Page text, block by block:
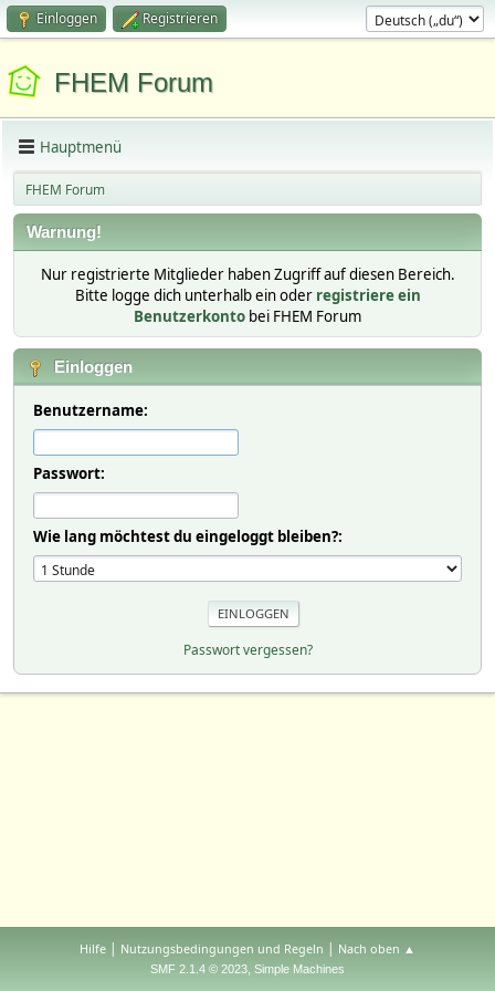
Einloggen Registrieren
FHEM Forum
Hauptmenü
FHEM Forum
Warnung!
Nur registrierte Mitglieder haben Zugriff auf diesen Bereich.
Bitte logge dich unterhalb ein oder registriere ein
Benutzerkonto bei FHEM Forum
Einloggen
Benutzername:
Passwort:
Wie lang möchtest du eingeloggt bleiben?:
Passwort vergessen?
Hilfe | Nutzungsbedingungen und Regeln | Nach oben ▲
SMF 2.1.4 © 2023, Simple Machines